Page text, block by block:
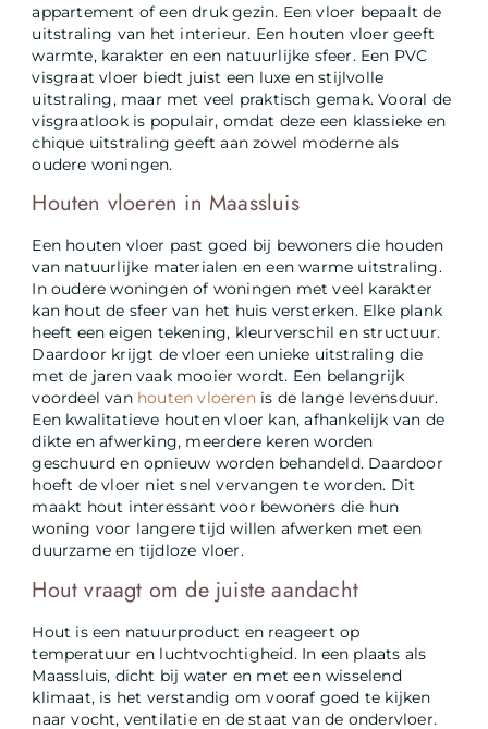
appartement of een druk gezin. Een vloer bepaalt de
uitstraling van het interieur. Een houten vloer geeft
warmte, karakter en een natuurlijke sfeer. Een PVC
visgraat vloer biedt juist een luxe en stijlvolle
uitstraling, maar met veel praktisch gemak. Vooral de
visgraatlook is populair, omdat deze een klassieke en
chique uitstraling geeft aan zowel moderne als
oudere woningen.
Houten vloeren in Maassluis
Een houten vloer past goed bij bewoners die houden
van natuurlijke materialen en een warme uitstraling.
In oudere woningen of woningen met veel karakter
kan hout de sfeer van het huis versterken. Elke plank
heeft een eigen tekening, kleurverschil en structuur.
Daardoor krijgt de vloer een unieke uitstraling die
met de jaren vaak mooier wordt. Een belangrijk
voordeel van houten vloerenis de lange levensduur.
Een kwalitatieve houten vloer kan, afhankelijk van de
dikte en afwerking, meerdere keren worden
geschuurd en opnieuw worden behandeld. Daardoor
hoeft de vloer niet snel vervangen te worden. Dit
maakt hout interessant voor bewoners die hun
woning voor langere tijd willen afwerken met een
duurzame en tijdloze vloer.
Hout vraagt om de juiste aandacht
Hout is een natuurproduct en reageert op
temperatuur en luchtvochtigheid. In een plaats als
Maassluis, dicht bij water en met een wisselend
klimaat, is het verstandig om vooraf goed te kijken
naar vocht, ventilatie en de staat van de ondervloer.